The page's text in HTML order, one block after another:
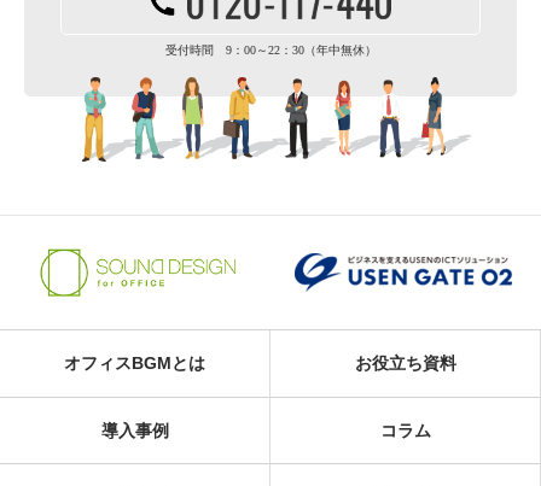
受付時間 9：00～22：30（年中無休）
オフィスBGMとは お役立ち資料
導入事例 コラム